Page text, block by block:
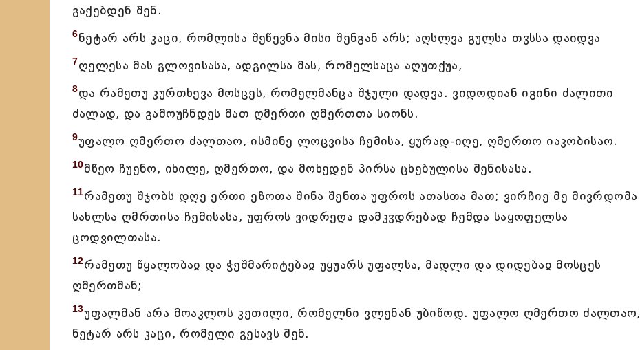
გაქებდენ შენ.
6ნეტარ არს კაცი, რომლისა შეწევნა მისი შენგან არს; აღსლვა გულსა თჳსსა დაიდვა
7ღელესა მას გლოვისასა, ადგილსა მას, რომელსაცა აღუთქუა,
8და რამეთუ კურთხევა მოსცეს, რომელმანცა შჯული დადვა. ვიდოდიან იგინი ძალითი
ძალად, და გამოუჩნდეს მათ ღმერთი ღმერთთა სიონს.
9უფალო ღმერთო ძალთაო, ისმინე ლოცვისა ჩემისა, ყურად-იღე, ღმერთო იაკობისაო.
10მწეო ჩუენო, იხილე, ღმერთო, და მოხედენ პირსა ცხებულისა შენისასა.
11რამეთუ შჯობს დღე ერთი ეზოთა შინა შენთა უფროს ათასთა მათ; ვირჩიე მე მივრდომა
სახლსა ღმრთისა ჩემისასა, უფროს ვიდრეღა დამკჳდრებად ჩემდა საყოფელსა
ცოდვილთასა.
12რამეთუ წყალობაჲ და ჭეშმარიტებაჲ უყუარს უფალსა, მადლი და დიდებაჲ მოსცეს
ღმერთმან;
13უფალმან არა მოაკლოს კეთილი, რომელნი ვლენან უბიწოდ. უფალო ღმერთო ძალთაო,
ნეტარ არს კაცი, რომელი გესავს შენ.